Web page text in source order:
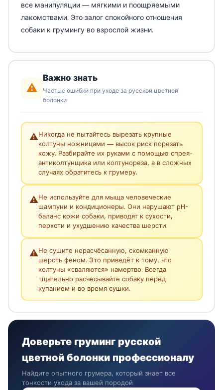
все манипуляции — мягкими и поощряемыми
лакомствами. Это залог спокойного отношения
собаки к грумингу во взрослой жизни.
⚠️
Важно знать
Частые ошибки при уходе за русской цветной
болонки
⚠️Никогда не пытайтесь вырезать крупные
колтуны ножницами — высок риск порезать
кожу. Разбирайте их руками с помощью спрея-
антиколтунщика или колтунореза, а в сложных
случаях обратитесь к грумеру.
⚠️Не используйте для мыща человеческие
шампуни и кондиционеры. Они нарушают pH-
баланс кожи собаки, приводят к сухости,
перхоти и ухудшению качества шерсти.
⚠️Не сушите нерасчёсанную, скомканную
шерсть феном. Это приведёт к тому, что
колтуны «сваляются» намертво. Всегда
тщательно расчесывайте собаку перед
купанием и во время сушки.
Доверьте груминг русской
цветной болонки профессионалу
Найдите опытного грумера, который знает все
тонкости ухода за вашей породой